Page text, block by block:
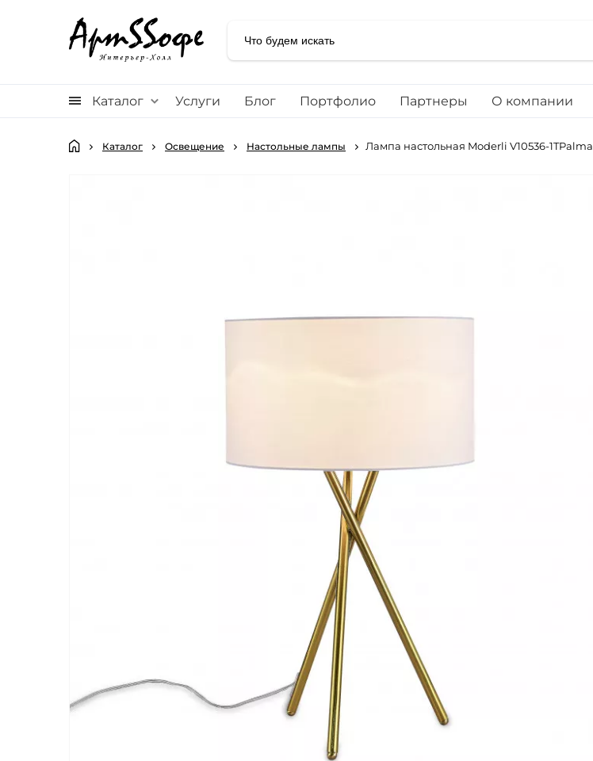
Каталог Услуги Блог Портфолио Партнеры О компании
Каталог Освещение Настольные лампы Лампа настольная Moderli V10536-1TPalma